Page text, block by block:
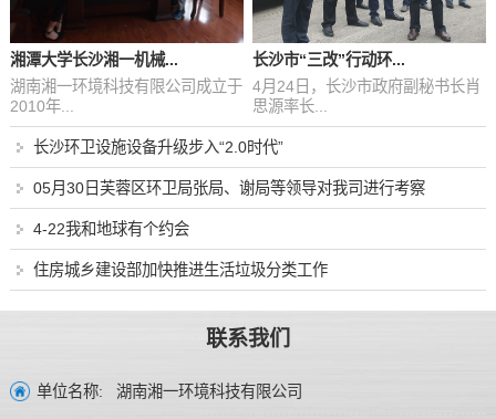
湘潭大学长沙湘一机械...
湖南湘一环境科技有限公司成立于
2010年...
长沙市“三改”行动环...
4月24日，长沙市政府副秘书长肖
思源率长...
长沙环卫设施设备升级步入“2.0时代”
05月30日芙蓉区环卫局张局、谢局等领导对我司进行考察
4-22我和地球有个约会
住房城乡建设部加快推进生活垃圾分类工作
联系我们
单位名称: 湖南湘一环境科技有限公司